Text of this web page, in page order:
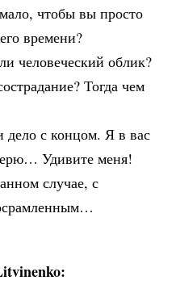
чтобы вы просто
времени?
человеческий облик?
Тогда чем
с концом. Я в вас
Удивите меня!
случае, с